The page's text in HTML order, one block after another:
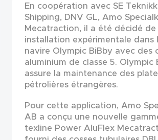
En coopération avec SE
Shipping, DNV GL, Amo
Mecatraction, il a été décidé
installation expérimentale dans
navire Olympic BiBby avec des
aluminium de classe 5. Olympic
assure la maintenance des
pétrolières étrangères.
Pour cette application, Amo
AB a conçu une nouvelle
texline Power AluFlex